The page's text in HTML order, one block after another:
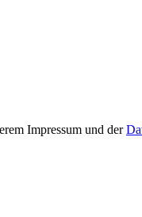
Impressum und der